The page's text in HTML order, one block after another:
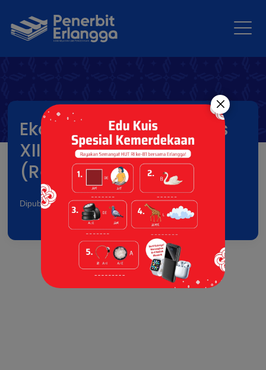
Ekonomi SMA/MA Kelas
XII Kurikulum Merdeka
(Revisi)
Dipublikasikan pada: 11 Aug 2025